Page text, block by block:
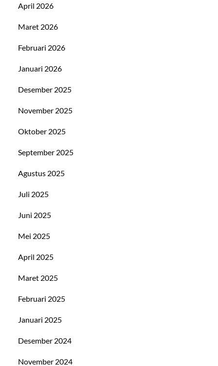
April 2026
Maret 2026
Februari 2026
Januari 2026
Desember 2025
November 2025
Oktober 2025
September 2025
Agustus 2025
Juli 2025
Juni 2025
Mei 2025
April 2025
Maret 2025
Februari 2025
Januari 2025
Desember 2024
November 2024